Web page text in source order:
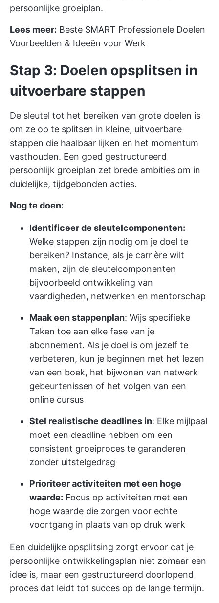
persoonlijke groeiplan.
Lees meer: Beste SMART Professionele Doelen
Voorbeelden & Ideeën voor Werk
Stap 3: Doelen opsplitsen in
uitvoerbare stappen
De sleutel tot het bereiken van grote doelen is
om ze op te splitsen in kleine, uitvoerbare
stappen die haalbaar lijken en het momentum
vasthouden. Een goed gestructureerd
persoonlijk groeiplan zet brede ambities om in
duidelijke, tijdgebonden acties.
Nog te doen:
Identificeer de sleutelcomponenten:
Welke stappen zijn nodig om je doel te
bereiken? Instance, als je carrière wilt
maken, zijn de sleutelcomponenten
bijvoorbeeld ontwikkeling van
vaardigheden, netwerken en mentorschap
Maak een stappenplan: Wijs specifieke
Taken toe aan elke fase van je
abonnement. Als je doel is om jezelf te
verbeteren, kun je beginnen met het lezen
van een boek, het bijwonen van netwerk
gebeurtenissen of het volgen van een
online cursus
Stel realistische deadlines in: Elke mijlpaal
moet een deadline hebben om een
consistent groeiproces te garanderen
zonder uitstelgedrag
Prioriteer activiteiten met een hoge
waarde: Focus op activiteiten met een
hoge waarde die zorgen voor echte
voortgang in plaats van op druk werk
Een duidelijke opsplitsing zorgt ervoor dat je
persoonlijke ontwikkelingsplan niet zomaar een
idee is, maar een gestructureerd doorlopend
proces dat leidt tot succes op de lange termijn.